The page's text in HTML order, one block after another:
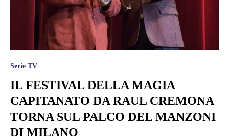
Serie TV
IL FESTIVAL DELLA MAGIA
CAPITANATO DA RAUL CREMONA
TORNA SUL PALCO DEL MANZONI
DI MILANO